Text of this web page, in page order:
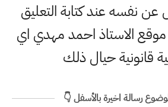
عند كتابة التعليق
الاستاذ احمد مهدي اي
قانونية حيال ذلك
رسالة اخيرة بالأسفل 👇